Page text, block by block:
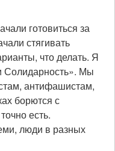
готовиться за
стягивать
что делать. Я
Солидарность». Мы
антифашистам,
борются с
есть.
люди в разных